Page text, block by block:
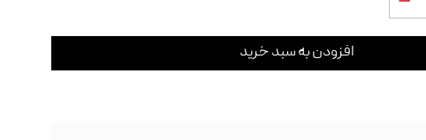
افزودن به سبد خرید